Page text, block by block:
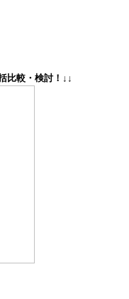
比較・検討！↓↓